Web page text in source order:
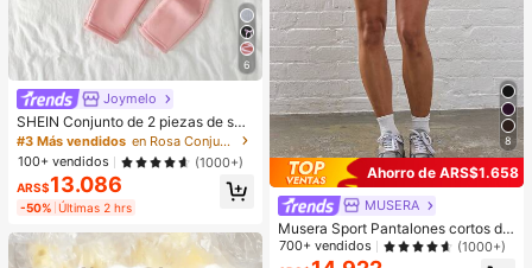
6
Joymelo
SHEIN Conjunto de 2 piezas de sud
adera con capucha y pantalones té
rmicos rosas suaves y cómodos co
n bordado lindo para bebé niña, oto
ño/invierno
#3 Más vendidos
en Rosa Conjuntos de sudadera y sudadera con capuc
100+ vendidos
(1000+)
ARS$13.086
-50% Últimas 2 hrs
8
Ahorro de ARS$1.658
MUSERA
Musera Sport Pantalones cortos de
portivos de cintura acanalada de u
nicolor para entrenamiento, verano,
700+ vendidos (1000+)